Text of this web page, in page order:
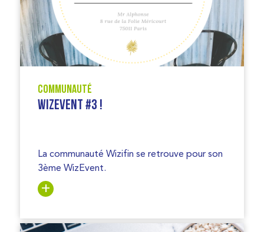
Communauté
WizEvent #3 !
La communauté Wizifin se retrouve pour son
3ème WizEvent.